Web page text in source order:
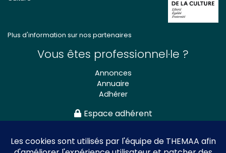
Plus d'information sur nos partenaires
Vous êtes professionnel·le ?
Annonces
Annuaire
Adhérer
Espace adhérent